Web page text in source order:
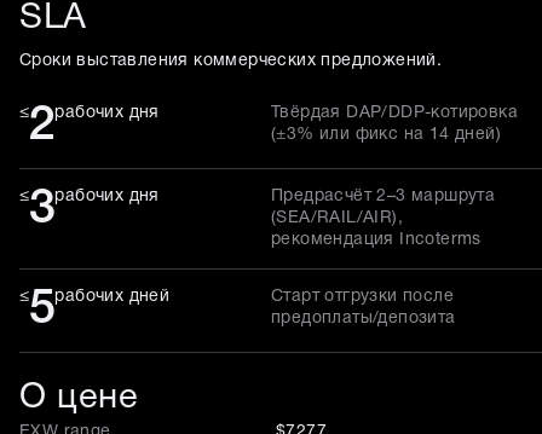
SLA
Сроки выставления коммерческих предложений.
≤2рабочих дня
Твёрдая DAP/DDP-котировка
(±3% или фикс на 14 дней)
≤3рабочих дня
Предрасчёт 2–3 маршрута
(SEA/RAIL/AIR),
рекомендация Incoterms
≤5рабочих дней
Старт отгрузки после
предоплаты/депозита
О цене